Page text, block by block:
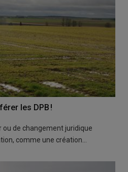
les DPB !
ou de changement juridique
comme une création…